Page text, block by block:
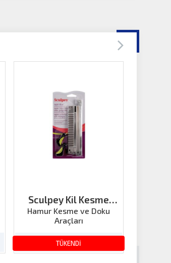
TÜKENDİ
Sculpey Kil Kesme
Bıçağı Set
Hamur Kesme ve Doku
Araçları
1,119.48 TL